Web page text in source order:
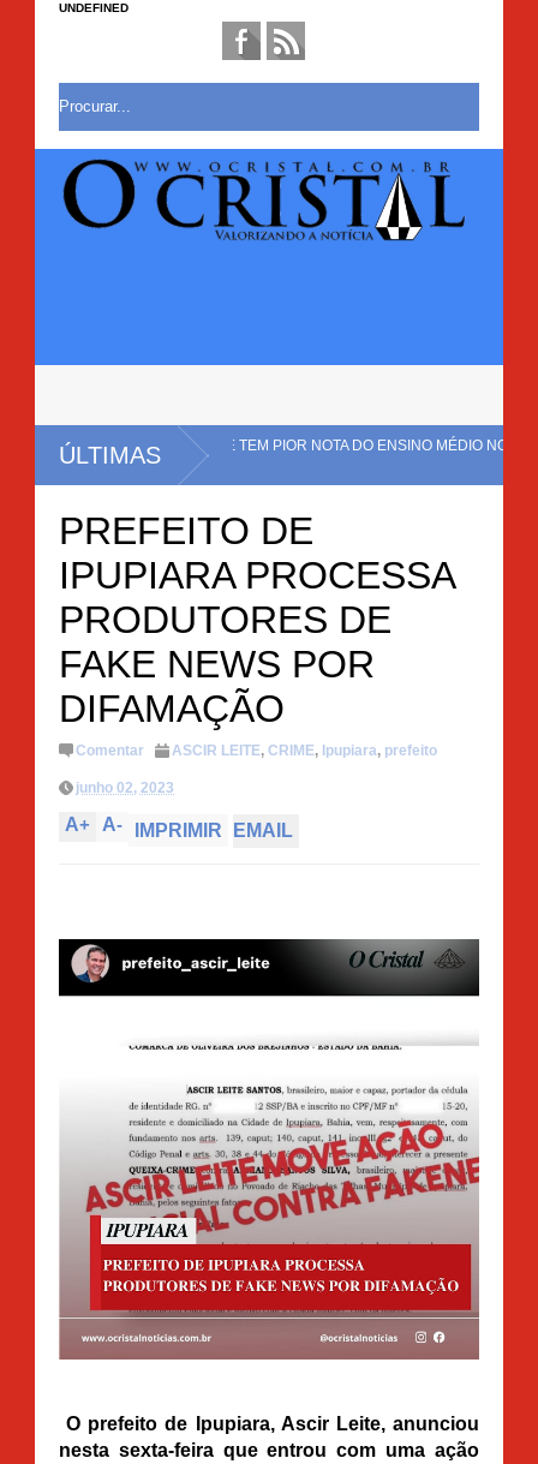
UNDEFINED
ÚLTIMAS
NO BRASIL E TEM PIOR NOTA DO ENSINO MÉDIO NO
PREFEITO DE
IPUPIARA PROCESSA
PRODUTORES DE
FAKE NEWS POR
DIFAMAÇÃO
Comentar ASCIR LEITE, CRIME, Ipupiara, prefeito
junho 02, 2023
A+ A- IMPRIMIR EMAIL
O prefeito de Ipupiara, Ascir Leite, anunciou
nesta sexta-feira que entrou com uma ação